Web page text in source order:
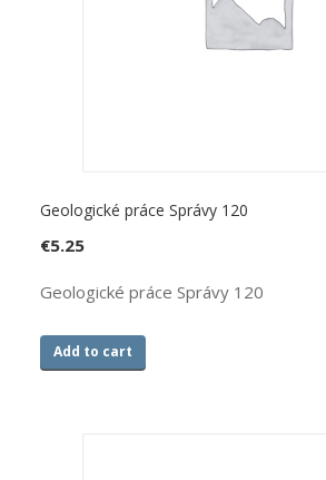
Geologické práce Správy 120
€5.25
Geologické práce Správy 120
Add to cart